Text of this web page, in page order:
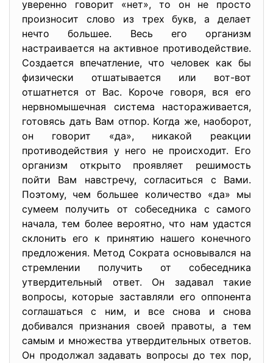
уверенно говорит «нет», то он не просто
произносит слово из трех букв, а делает
нечто большее. Весь его организм
настраивается на активное противодействие.
Создается впечатление, что человек как бы
физически отшатывается или вот-вот
отшатнется от Вас. Короче говоря, вся его
нервномышечная система настораживается,
готовясь дать Вам отпор. Когда же, наоборот,
он говорит «да», никакой реакции
противодействия у него не происходит. Его
организм открыто проявляет решимость
пойти Вам навстречу, согласиться с Вами.
Поэтому, чем большее количество «да» мы
сумеем получить от собеседника с самого
начала, тем более вероятно, что нам удастся
склонить его к принятию нашего конечного
предложения. Метод Сократа основывался на
стремлении получить от собеседника
утвердительный ответ. Он задавал такие
вопросы, которые заставляли его оппонента
соглашаться с ним, и все снова и снова
добивался признания своей правоты, а тем
самым и множества утвердительных ответов.
Он продолжал задавать вопросы до тех пор,